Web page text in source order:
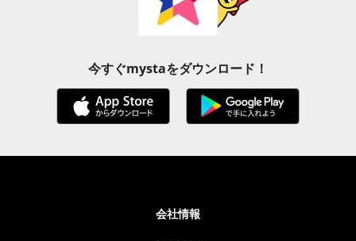
今すぐmystaをダウンロード！
会社情報